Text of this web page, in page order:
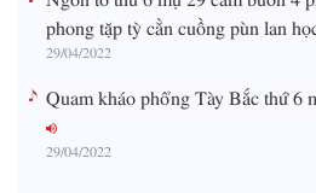
phong tặp tỳ cằn cuồng pùn lan
29/04/2022
Quam kháo phổng Tày Bắc thứ 6
29/04/2022